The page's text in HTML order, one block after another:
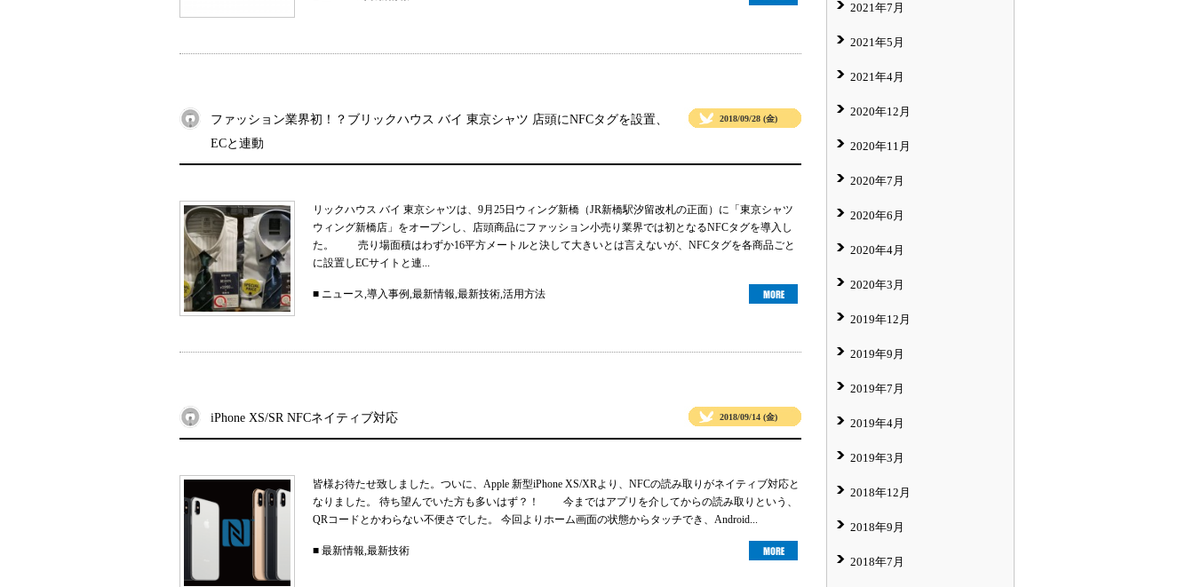
ファッション業界初！？ブリックハウス バイ 東京シャツ 店頭にNFCタグを設置、
ECと連動
2018/09/28 (金)
リックハウス バイ 東京シャツは、9月25日ウィング新橋（JR新橋駅汐留改札の正面）に「東京シャツ
ウィング新橋店」をオープンし、店頭商品にファッション小売り業界では初となるNFCタグを導入し
た。 売り場面積はわずか16平方メートルと決して大きいとは言えないが、NFCタグを各商品ごと
に設置しECサイトと連...
■ ニュース,導入事例,最新情報,最新技術,活用方法
iPhone XS/SR NFCネイティブ対応 2018/09/14 (金)
皆様お待たせ致しました。ついに、Apple 新型iPhone XS/XRより、NFCの読み取りがネイティブ対応と
なりました。 待ち望んでいた方も多いはず？！ 今まではアプリを介してからの読み取りという、
QRコードとかわらない不便さでした。 今回よりホーム画面の状態からタッチでき、Android...
■ 最新情報,最新技術
2021年7月
2021年5月
2021年4月
2020年12月
2020年11月
2020年7月
2020年6月
2020年4月
2020年3月
2019年12月
2019年9月
2019年7月
2019年4月
2019年3月
2018年12月
2018年9月
2018年7月